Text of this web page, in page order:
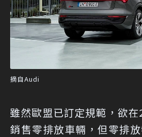
摘自Audi
雖然歐盟已訂定規範，欲
銷售零排放車輛，但零排